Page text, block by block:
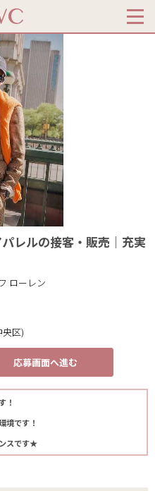
レルの接客・販売｜充実
ローレン
区)
応募画面へ進む
！
境です！
スです★